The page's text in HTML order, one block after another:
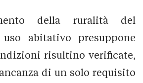
della ruralità del
abitativo presuppone
risultino verificate,
di un solo requisito